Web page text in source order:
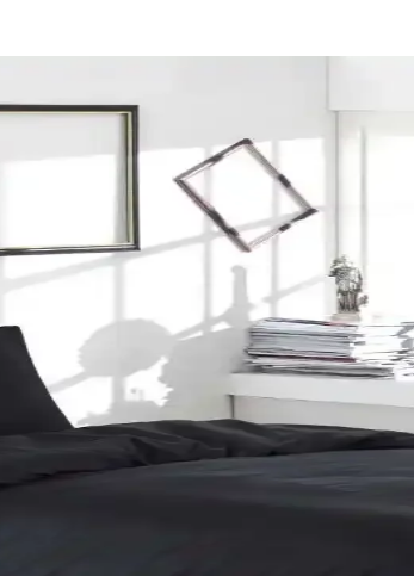
Kırmızı, kahverengi ve turuncu tonlarıyla
Zenginleştirin
Dekorasyon detaylarıyla yılbaşı ruhunu yansıtın
ve Şık Tasarım
tasarımıyla yatak odalarına şıklık ve rahatlık
tasarım ve kullanıcı yorumları detaylı inceleniyor.
bir arada sunar. Yüksek kalite malzeme ve pratik
ve Kullanıcı Yorumları